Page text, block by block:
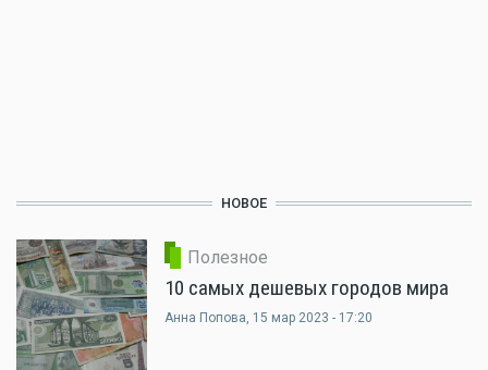
НОВОЕ
Полезное
10 самых дешевых городов мира
Анна Попова, 15 мар 2023 - 17:20